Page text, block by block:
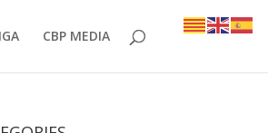
CBP MEDIA